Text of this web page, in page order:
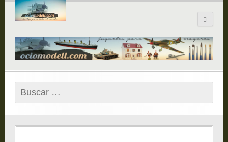
ociomodell.com
Buscar: